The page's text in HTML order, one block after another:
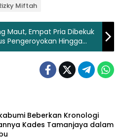
Miftah
Maut, Empat Pria Dibekuk
Pengeroyokan Hingga
Beberkan Kronologi
Kades Tamanjaya dalam